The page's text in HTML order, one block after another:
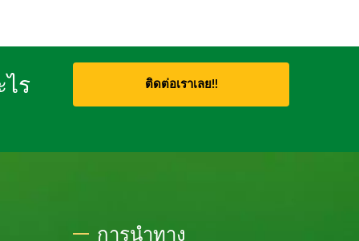
ร
ติดต่อเราเลย!!
การนำทาง